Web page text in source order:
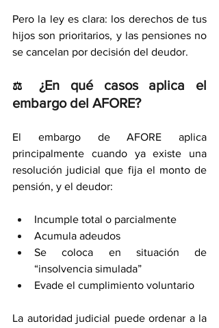
Pero la ley es clara: los derechos de tus
hijos son prioritarios, y las pensiones no
se cancelan por decisión del deudor.
⚖️ ¿En qué casos aplica el
embargo del AFORE?
El embargo de AFORE aplica
principalmente cuando ya existe una
resolución judicial que fija el monto de
pensión, y el deudor:
Incumple total o parcialmente
Acumula adeudos
Se coloca en situación de
“insolvencia simulada”
Evade el cumplimiento voluntario
La autoridad judicial puede ordenar a la